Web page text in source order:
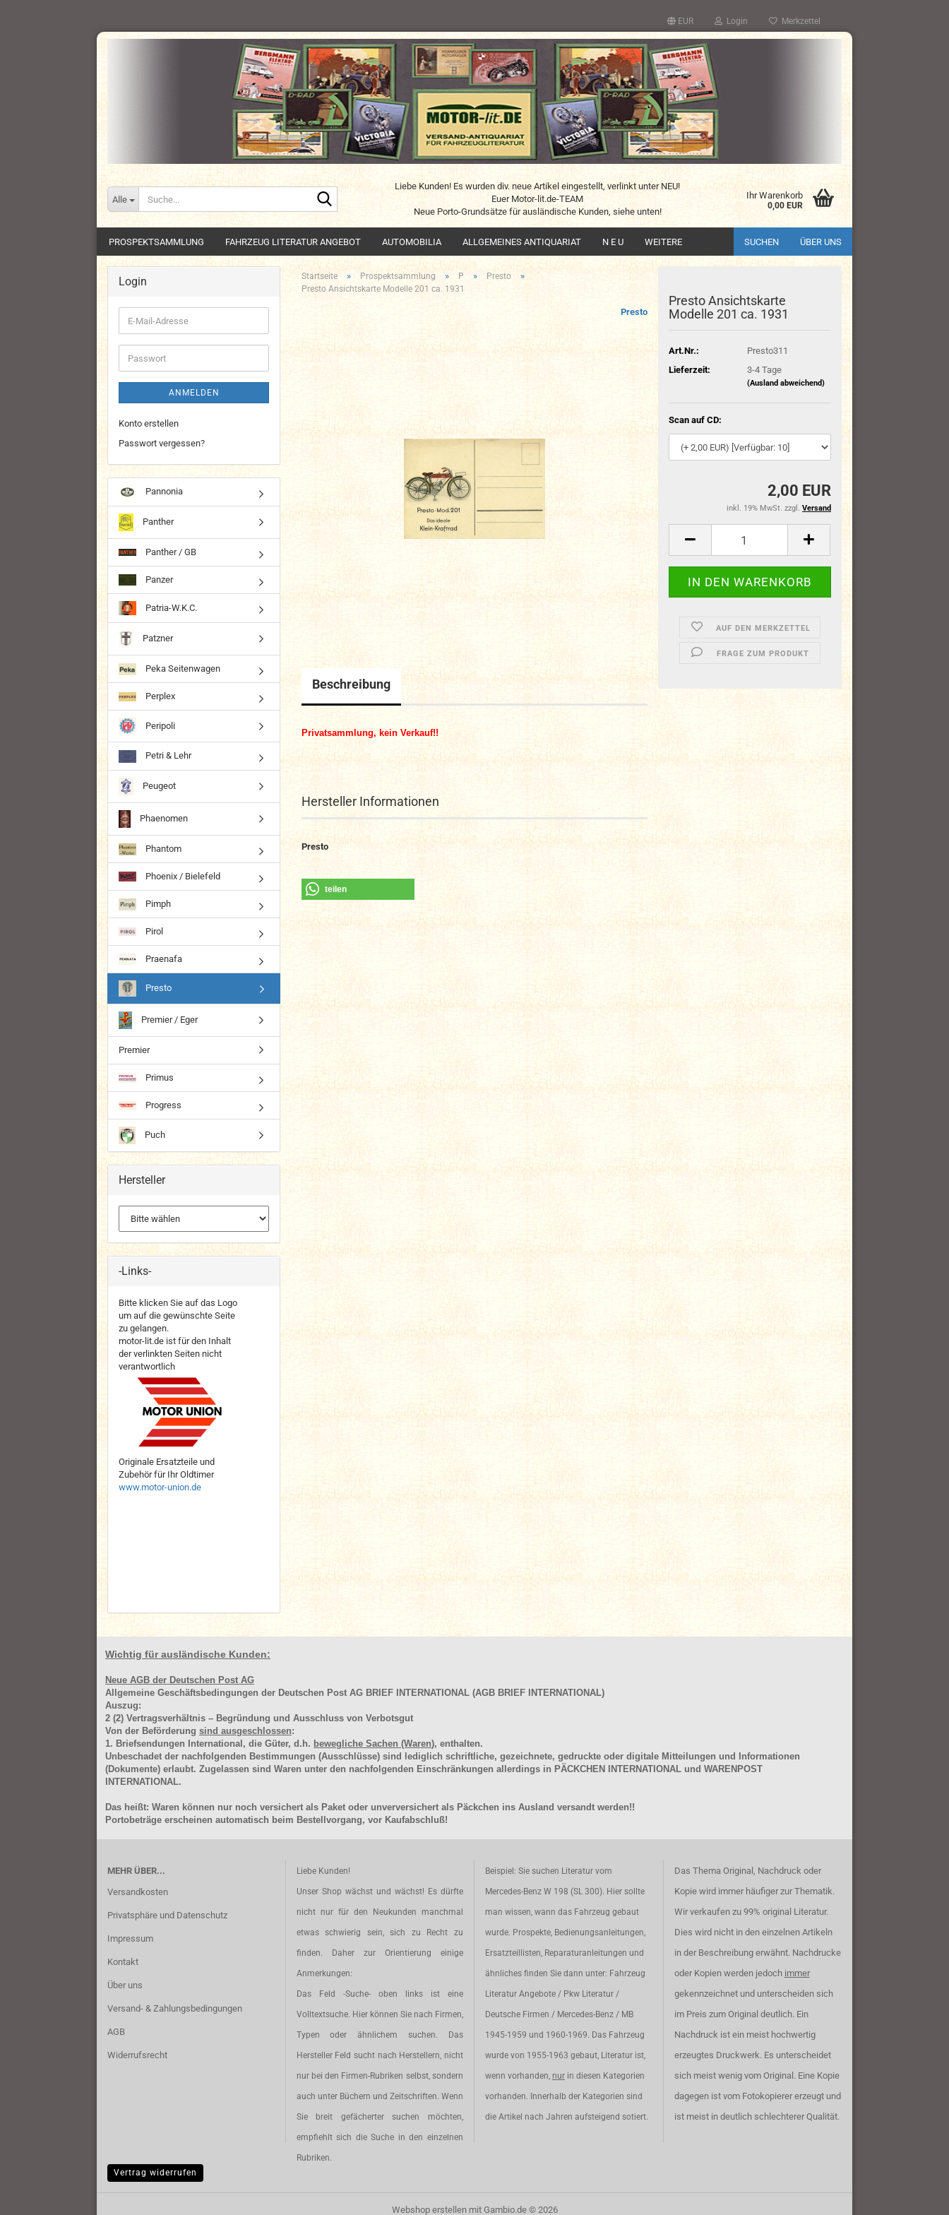
EUR Login Merkzettel
Alle
Liebe Kunden! Es wurden div. neue Artikel eingestellt, verlinkt unter NEU!
Euer Motor-lit.de-TEAM
Neue Porto-Grundsätze für ausländische Kunden, siehe unten!
Ihr Warenkorb
0,00 EUR
PROSPEKTSAMMLUNG FAHRZEUG LITERATUR ANGEBOT AUTOMOBILIA ALLGEMEINES ANTIQUARIAT N E U SUCHEN ÜBER UNS
WEITERE
Startseite » Prospektsammlung » P » Presto »
Presto Ansichtskarte Modelle 201 ca. 1931
Presto
Presto Ansichtskarte
Modelle 201 ca. 1931
Art.Nr.:
Presto311
Lieferzeit:
3-4 Tage
(Ausland abweichend)
Scan auf CD:
2,00 EUR
inkl. 19% MwSt. zzgl. Versand
AUF DEN MERKZETTEL
FRAGE ZUM PRODUKT
Beschreibung
Privatsammlung, kein Verkauf!!
Hersteller Informationen
Presto
teilen
Login
E-
Mail-
Adresse
Passwort
ANMELDEN
Konto erstellen
Passwort vergessen?
Pannonia
Panther
Panther / GB
Panzer
Patria-W.K.C.
Patzner
Peka Seitenwagen
Perplex
Peripoli
Petri & Lehr
Peugeot
Phaenomen
Phantom
Phoenix / Bielefeld
Pimph
Pirol
Praenafa
Presto
Premier / Eger
Premier
Primus
Progress
Puch
Hersteller
-Links-
Bitte klicken Sie auf das Logo
um auf die gewünschte Seite
zu gelangen.
motor-lit.de ist für den Inhalt
der verlinkten Seiten nicht
verantwortlich
Originale Ersatzteile und
Zubehör für Ihr Oldtimer
www.motor-union.de
Wichtig für ausländische Kunden:
Neue AGB der Deutschen Post AG
Allgemeine Geschäftsbedingungen der Deutschen Post AG BRIEF INTERNATIONAL (AGB BRIEF INTERNATIONAL)
Auszug:
2 (2) Vertragsverhältnis – Begründung und Ausschluss von Verbotsgut
Von der Beförderung sind ausgeschlossen:
1. Briefsendungen International, die Güter, d.h. bewegliche Sachen (Waren), enthalten.
Unbeschadet der nachfolgenden Bestimmungen (Ausschlüsse) sind lediglich schriftliche, gezeichnete, gedruckte oder digitale Mitteilungen und Informationen
(Dokumente) erlaubt. Zugelassen sind Waren unter den nachfolgenden Einschränkungen allerdings in PÄCKCHEN INTERNATIONAL und WARENPOST
INTERNATIONAL.
Das heißt: Waren können nur noch versichert als Paket oder unverversichert als Päckchen ins Ausland versandt werden!!
Portobeträge erscheinen automatisch beim Bestellvorgang, vor Kaufabschluß!
MEHR ÜBER...
Versandkosten
Privatsphäre und Datenschutz
Impressum
Kontakt
Über uns
Versand- & Zahlungsbedingungen
AGB
Widerrufsrecht
Liebe Kunden!
Unser Shop wächst und wächst! Es dürfte
nicht nur für den Neukunden manchmal
etwas schwierig sein, sich zu Recht zu
finden. Daher zur Orientierung einige
Anmerkungen:
Das Feld -Suche- oben links ist eine
Volltextsuche. Hier können Sie nach Firmen,
Typen oder ähnlichem suchen. Das
Hersteller Feld sucht nach Herstellern, nicht
nur bei den Firmen-Rubriken selbst, sondern
auch unter Büchern und Zeitschriften. Wenn
Sie breit gefächerter suchen möchten,
empfiehlt sich die Suche in den einzelnen
Rubriken.
Beispiel: Sie suchen Literatur vom
Mercedes-Benz W 198 (SL 300). Hier sollte
man wissen, wann das Fahrzeug gebaut
wurde. Prospekte, Bedienungsanleitungen,
Ersatzteillisten, Reparaturanleitungen und
ähnliches finden Sie dann unter: Fahrzeug
Literatur Angebote / Pkw Literatur /
Deutsche Firmen / Mercedes-Benz / MB
1945-1959 und 1960-1969. Das Fahrzeug
wurde von 1955-1963 gebaut, Literatur ist,
wenn vorhanden, nur in diesen Kategorien
vorhanden. Innerhalb der Kategorien sind
die Artikel nach Jahren aufsteigend sotiert.
Das Thema Original, Nachdruck oder
Kopie wird immer häufiger zur Thematik.
Wir verkaufen zu 99% original Literatur.
Dies wird nicht in den einzelnen Artikeln
in der Beschreibung erwähnt. Nachdrucke
oder Kopien werden jedoch immer
gekennzeichnet und unterscheiden sich
im Preis zum Original deutlich. Ein
Nachdruck ist ein meist hochwertig
erzeugtes Druckwerk. Es unterscheidet
sich meist wenig vom Original. Eine Kopie
dagegen ist vom Fotokopierer erzeugt und
ist meist in deutlich schlechterer Qualität.
Vertrag widerrufen
Webshop erstellenmit Gambio.de © 2026